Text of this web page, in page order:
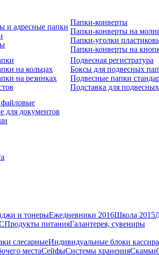
и адресные папки
Папки-конверты
Папки-конверты на
Папки-уголки
Папки-конверты на
на кольцах
на резинках
Подвесная регистратура
Боксы для подвесных
Подвесные папки
Подставка для
для документов
и тонерыЕжедневники 2016Школа 2015
Продукты питанияГалантерея, сувениры
слесарныеИндивидуальные блоки кассира
местаСейфыСистемы храненияСкамьи